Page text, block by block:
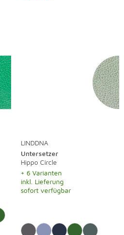
LINDDNA
Untersetzer
Hippo Circle
+ 6 Varianten
inkl. Lieferung
sofort verfügbar